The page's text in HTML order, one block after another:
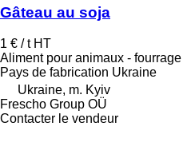
Gâteau au soja
1 € / t HT
Aliment pour animaux - fourrage
Pays de fabrication Ukraine
Ukraine, m. Kyiv
Frescho Group OÜ
Contacter le vendeur